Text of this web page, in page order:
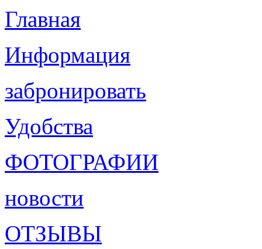
Главная
Информация
забронировать
Удобства
ФОТОГРАФИИ
новости
ОТЗЫВЫ